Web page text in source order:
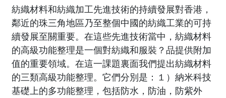
紡織材料和紡織加工先進技術的持續發展對香港，
鄰近的珠三角地區乃至整個中國的紡織工業的可持
續發展至關重要。在這些先進技術當中，紡織材料
的高級功能整理是一個對紡織和服裝？品提供附加
值的重要領域。在這一課題裏面我們提出紡織材料
的三類高級功能整理。它們分別是：１）納米科技
基礎上的多功能整理，包括防水，防油，防紫外